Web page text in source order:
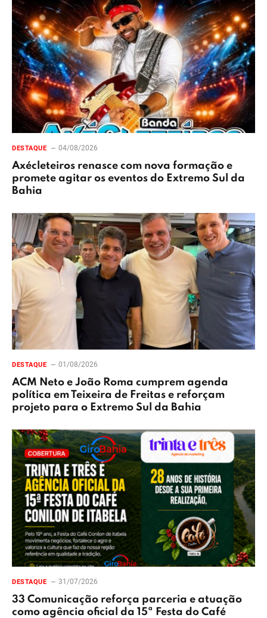
DESTAQUE 04/08/2026
Axécleteiros renasce com nova formação e
promete agitar os eventos do Extremo Sul da
Bahia
DESTAQUE 01/08/2026
ACM Neto e João Roma cumprem agenda
política em Teixeira de Freitas e reforçam
projeto para o Extremo Sul da Bahia
DESTAQUE 31/07/2026
33 Comunicação reforça parceria e atuação
como agência oficial da 15ª Festa do Café